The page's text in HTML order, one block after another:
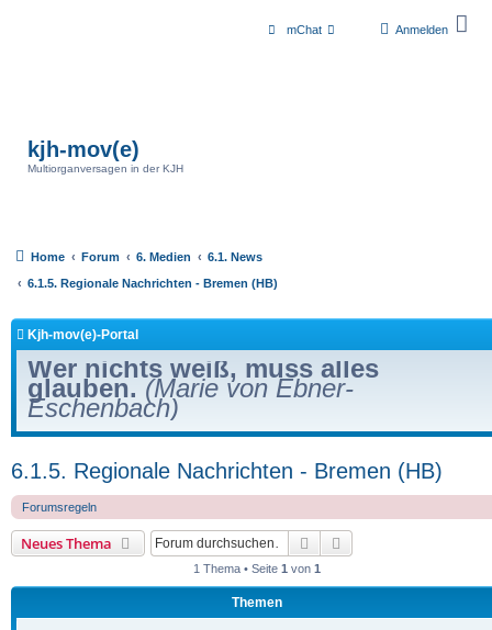
Anmelden
mChat
kjh-mov(e)
Multiorganversagen in der KJH
Home Forum 6. Medien
6.1. News
6.1.5. Regionale Nachrichten - Bremen (HB)
Kjh-mov(e)-Portal
Wer nichts weiß, muss alles
glauben. (Marie von Ebner-
Eschenbach)
6.1.5. Regionale Nachrichten - Bremen (HB)
Forumsregeln
Neues Thema Suche
1 Thema • Seite 1 von 1
Themen